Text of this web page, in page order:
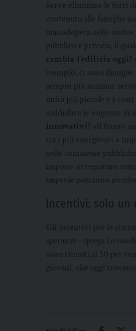
Serve eliminare le forti
contenuto alle famiglie
manodopera nelle
pubblico e privato, il
cambia l’edilizia oggi?
esempio, ci sono
sempre più anziana:
unità più piccole e a
soddisfare le esigenze di
innovativi? «Il futuro
tra i più energivori e
nelle commesse
impone attrezzature
imprese potranno
Incentivi: solo un
Gli incentivi per le
speranze –spiega
sono rimasti al 50 per
giovani, che oggi